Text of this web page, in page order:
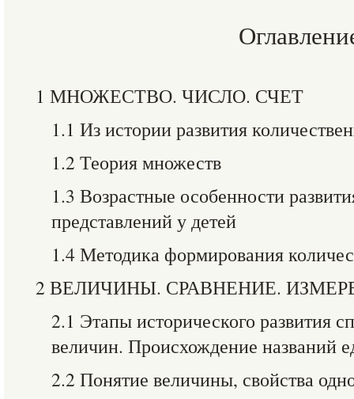
1 МНОЖЕСТВО. ЧИСЛО. СЧЕТ
1.1 Из истории развития
1.2 Теория множеств
1.3 Возрастные особенности
представлений у детей
1.4 Методика формирования
2 ВЕЛИЧИНЫ. СРАВНЕНИЕ.
2.1 Этапы исторического развития
величин. Происхождение названий
2.2 Понятие величины, свойства